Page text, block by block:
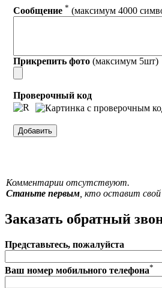
Сообщение * (максимум 4000
Прикрепить фото (максимум 5шт)
Проверочный код
Комментарии отсутствуют.
Станьте первым, кто оставит
Заказать обратный
Представьтесь, пожалуйста
Ваш номер мобильного телефона*